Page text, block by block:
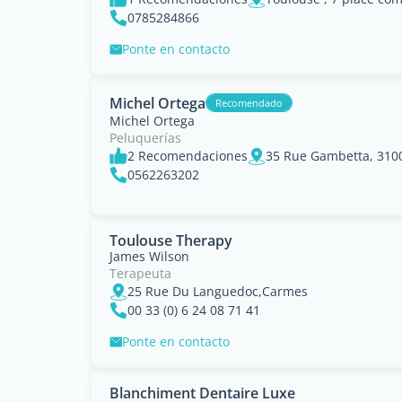
0785284866
Ponte en contacto
Michel Ortega Recomendado
Michel Ortega
Peluquerías
2 Recomendaciones
35 Rue Gambetta,
0562263202
Toulouse Therapy
James Wilson
Terapeuta
25 Rue Du Languedoc,Carmes
00 33 (0) 6 24 08 71 41
Ponte en contacto
Blanchiment Dentaire Luxe